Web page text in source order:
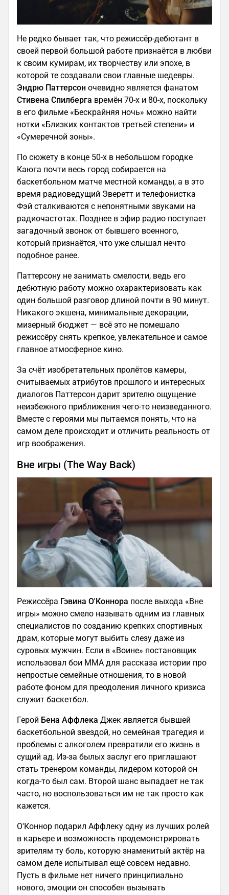
Не редко бывает так, что режиссёр-дебютант в
своей первой большой работе признаётся в любви
к своим кумирам, их творчеству или эпохе, в
которой те создавали свои главные шедевры.
Эндрю Паттерсон очевидно является фанатом
Стивена Спилберга времён 70-х и 80-х, поскольку
в его фильме «Бескрайняя ночь» можно найти
нотки «Близких контактов третьей степени» и
«Сумеречной зоны».
По сюжету в конце 50-х в небольшом городке
Каюга почти весь город собирается на
баскетбольном матче местной команды, а в это
время радиоведущий Эверетт и телефонистка
Фэй сталкиваются с непонятными звуками на
радиочастотах. Позднее в эфир радио поступает
загадочный звонок от бывшего военного,
который признаётся, что уже слышал нечто
подобное ранее.
Паттерсону не занимать смелости, ведь его
дебютную работу можно охарактеризовать как
один большой разговор длиной почти в 90 минут.
Никакого экшена, минимальные декорации,
мизерный бюджет — всё это не помешало
режиссёру снять крепкое, увлекательное и самое
главное атмосферное кино.
За счёт изобретательных пролётов камеры,
считываемых атрибутов прошлого и интересных
диалогов Паттерсон дарит зрителю ощущение
неизбежного приближения чего-то неизведанного.
Вместе с героями мы пытаемся понять, что на
самом деле происходит и отличить реальность от
игр воображения.
Вне игры (The Way Back)
Режиссёра Гэвина О'Коннора после выхода «Вне
игры» можно смело называть одним из главных
специалистов по созданию крепких спортивных
драм, которые могут выбить слезу даже из
суровых мужчин. Если в «Воине» постановщик
использовал бои MMA для рассказа истории про
непростые семейные отношения, то в новой
работе фоном для преодоления личного кризиса
служит баскетбол.
Герой Бена Аффлека Джек является бывшей
баскетбольной звездой, но семейная трагедия и
проблемы с алкоголем превратили его жизнь в
сущий ад. Из-за былых заслуг его приглашают
стать тренером команды, лидером которой он
когда-то был сам. Второй шанс выпадает не так
часто, но воспользоваться им не так просто как
кажется.
О'Коннор подарил Аффлеку одну из лучших ролей
в карьере и возможность продемонстрировать
зрителям ту боль, которую знаменитый актёр на
самом деле испытывал ещё совсем недавно.
Пусть в фильме нет ничего принципиально
нового, эмоции он способен вызывать